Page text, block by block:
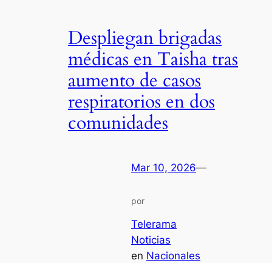
Despliegan brigadas
médicas en Taisha tras
aumento de casos
respiratorios en dos
comunidades
Mar 10, 2026—
por
Telerama
Noticias
en Nacionales